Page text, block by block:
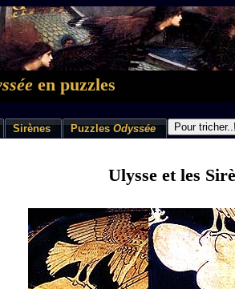
en puzzles
Sirènes PuzzlesOdyssée
Ulysse et les